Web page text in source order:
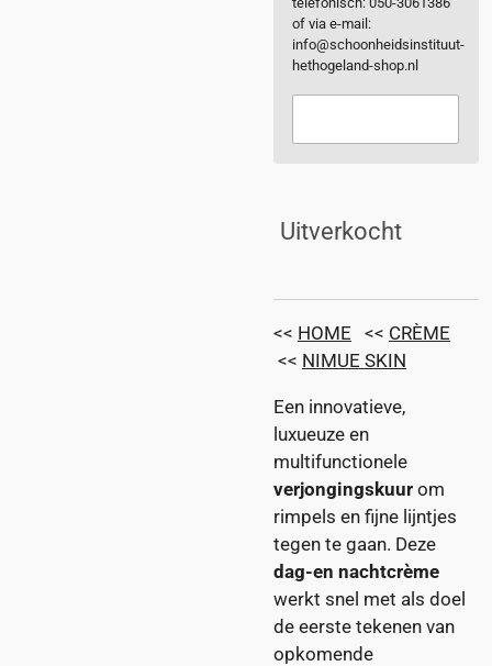
of via e-mail:
info@schoonheidsinstituut-
hethogeland-shop.nl
Uitverkocht
<< HOME << CRÈME
<< NIMUE SKIN
Een innovatieve,
luxueuze en
multifunctionele
verjongingskuur om
rimpels en fijne lijntjes
tegen te gaan. Deze
dag-en nachtcrème
werkt snel met als doel
de eerste tekenen van
opkomende